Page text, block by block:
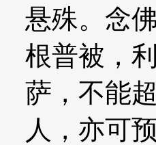
悬殊。念
根普被，
萨，不能
人，亦可